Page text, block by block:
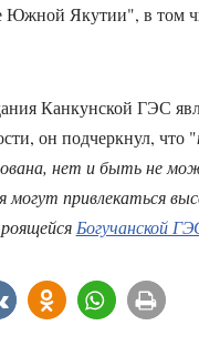
Южной Якутии", в том
Канкунской ГЭС
он подчеркнул, что "
нет и быть не
могут привлекаться
Богучанской